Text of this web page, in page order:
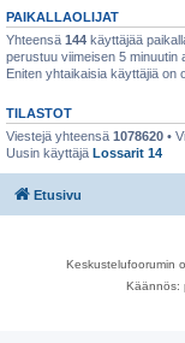
PAIKALLAOLIJAT
Yhteensä 144 käyttäjää
perustuu viimeisen 5 minuutin
Eniten yhtaikaisia käyttäjiä on
TILASTOT
Viestejä yhteensä 1078620 •
Uusin käyttäjä Lossarit 14
Etusivu
Keskustelufoorumin
Käännös: